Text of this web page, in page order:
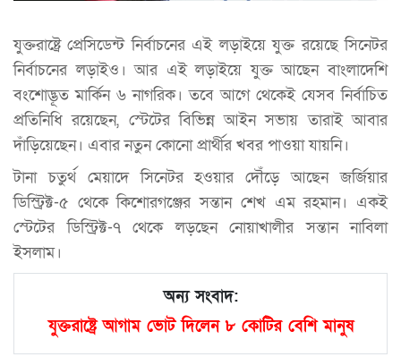
যুক্তরাষ্ট্রে প্রেসিডেন্ট নির্বাচনের এই লড়াইয়ে যুক্ত রয়েছে সিনেটর
নির্বাচনের লড়াইও। আর এই লড়াইয়ে যুক্ত আছেন বাংলাদেশি
বংশোদ্ভূত মার্কিন ৬ নাগরিক। তবে আগে থেকেই যেসব নির্বাচিত
প্রতিনিধি রয়েছেন, স্টেটের বিভিন্ন আইন সভায় তারাই আবার
দাঁড়িয়েছেন। এবার নতুন কোনো প্রার্থীর খবর পাওয়া যায়নি।
টানা চতুর্থ মেয়াদে সিনেটর হওয়ার দৌঁড়ে আছেন জর্জিয়ার
ডিস্ট্রিক্ট-৫ থেকে কিশোরগঞ্জের সন্তান শেখ এম রহমান। একই
স্টেটের ডিস্ট্রিক্ট-৭ থেকে লড়ছেন নোয়াখালীর সন্তান নাবিলা
ইসলাম।
অন্য সংবাদ:
যুক্তরাষ্ট্রে আগাম ভোট দিলেন ৮ কোটির বেশি মানুষ